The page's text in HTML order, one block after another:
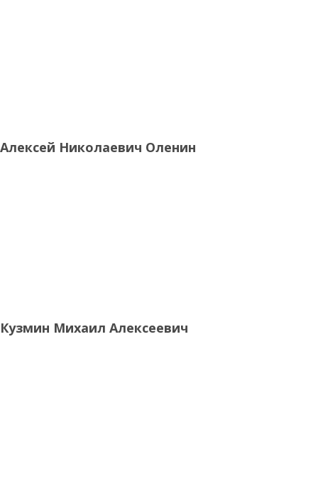
Алексей Николаевич Оленин
Кузмин Михаил Алексеевич